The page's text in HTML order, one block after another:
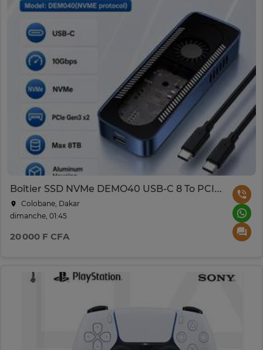
Boîtier SSD NVMe DEMO40 USB-C 8 To PCIe Gen3
Colobane, Dakar
dimanche, 01:45
20 000 F CFA